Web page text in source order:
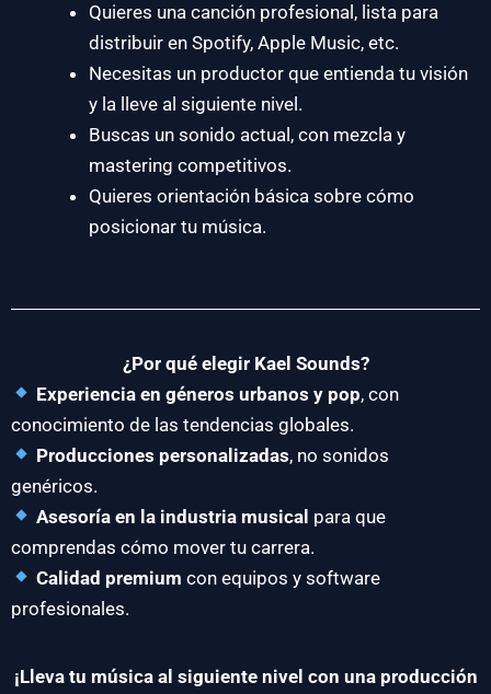
Quieres una canción profesional, lista para
distribuir en Spotify, Apple Music, etc.
Necesitas un productor que entienda tu visión
y la lleve al siguiente nivel.
Buscas un sonido actual, con mezcla y
mastering competitivos.
Quieres orientación básica sobre cómo
posicionar tu música.
¿Por qué elegir Kael Sounds?
Experiencia en géneros urbanos y pop, con
conocimiento de las tendencias globales.
Producciones personalizadas, no sonidos
genéricos.
Asesoría en la industria musical para que
comprendas cómo mover tu carrera.
Calidad premium con equipos y software
profesionales.
¡Lleva tu música al siguiente nivel con una producción